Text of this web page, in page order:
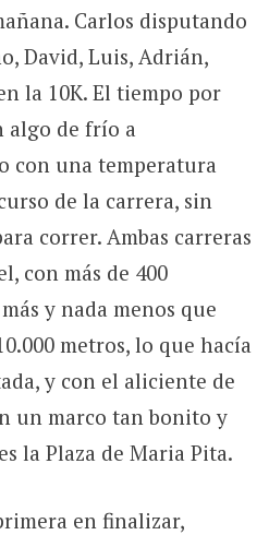
Carlos disputando
David, Luis, Adrián,
la 10K. El tiempo por
algo de frío a
con una temperatura
de la carrera, sin
correr. Ambas carreras
con más de 400
y nada menos que
metros, lo que hacía
y con el aliciente de
un marco tan bonito y
la Plaza de Maria Pita.
en finalizar,